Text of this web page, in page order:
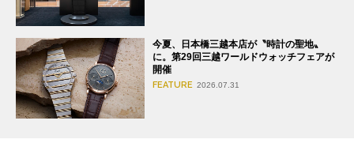
今夏、日本橋三越本店が〝時計の聖地〟
に。第29回三越ワールドウォッチフェアが
開催
FEATURE 2026.07.31